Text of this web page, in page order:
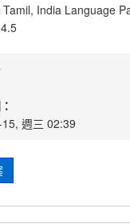
India Language
週三 02:39